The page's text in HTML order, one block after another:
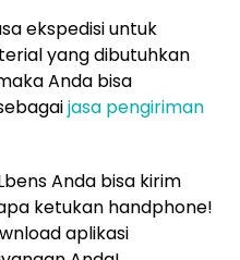
ekspedisi untuk
yang dibutuhkan
Anda bisa
jasa pengiriman
Anda bisa kirim
ketukan handphone!
aplikasi